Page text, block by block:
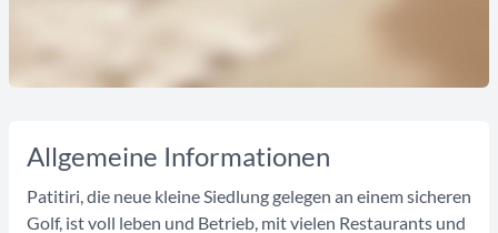
Allgemeine Informationen
Patitiri, die neue kleine Siedlung gelegen an einem sicheren
Golf, ist voll leben und Betrieb, mit vielen Restaurants und